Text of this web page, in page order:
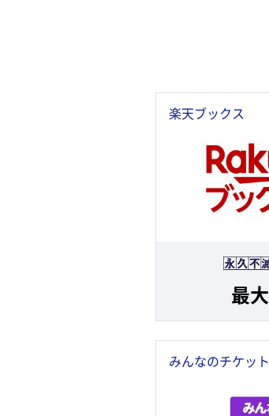
楽天ブックス
最大
みんなのチケット